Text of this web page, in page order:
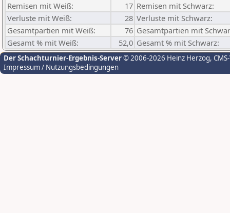
Remisen mit Weiß:
17 Remisen mit Schwarz:
Verluste mit Weiß:
28 Verluste mit Schwarz:
Gesamtpartien mit Weiß:
76 Gesamtpartien mit
Gesamt % mit Weiß:
52,0 Gesamt % mit Schwarz:
Der Schachturnier-Ergebnis-Server© 2006-2026 Heinz Herzog,
Impressum / Nutzungsbedingungen